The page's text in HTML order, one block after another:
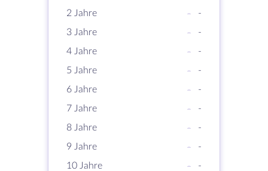
2 Jahre
-
-
3 Jahre
-
-
4 Jahre
-
-
5 Jahre
-
-
6 Jahre
-
-
7 Jahre
-
-
8 Jahre
-
-
9 Jahre
-
-
10 Jahre
- -